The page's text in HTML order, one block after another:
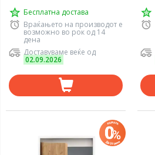
Бесплатна достава
Враќањето на производот е
возможно во рок од 14
дена
Доставуваме веќе од
02.09.2026